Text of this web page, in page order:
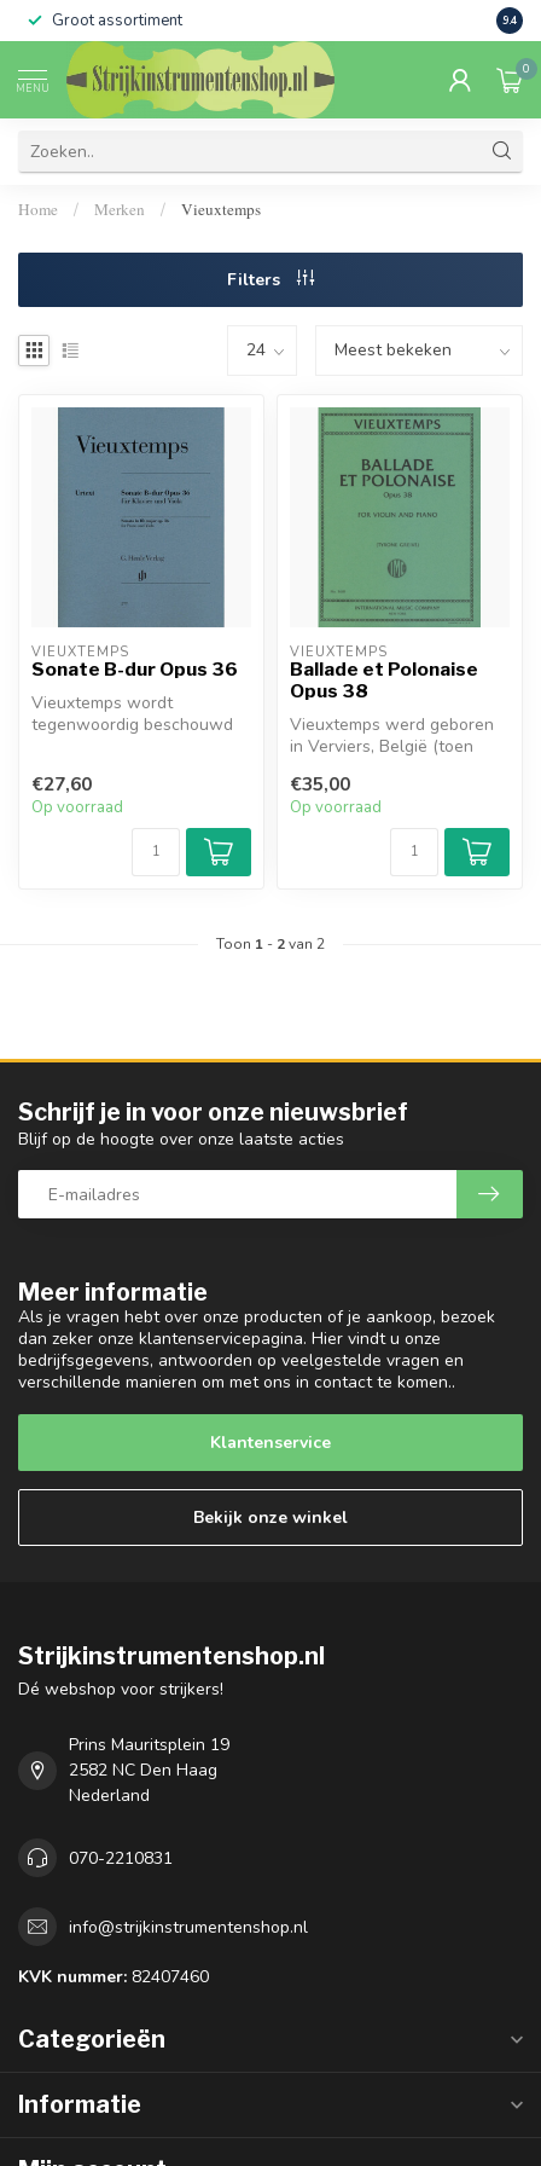
Groot assortiment 9.4
MENU
0
Home / Merken / Vieuxtemps
Filters
VIEUXTEMPS
Sonate B-dur Opus 36
Vieuxtemps wordt
tegenwoordig beschouwd
€27,60
Op voorraad
VIEUXTEMPS
Ballade et Polonaise
Opus 38
Vieuxtemps werd geboren
in Verviers, België (toen
Kon...
€35,00
Op voorraad
Toon 1 - 2van 2
Meer informatie
Als je vragen hebt over onze producten of je aankoop, bezoek
dan zeker onze klantenservicepagina. Hier vindt u onze
bedrijfsgegevens, antwoorden op veelgestelde vragen en
verschillende manieren om met ons in contact te komen..
Klantenservice
Bekijk onze winkel
Schrijf je in voor onze nieuwsbrief
Blijf op de hoogte over onze laatste acties
Strijkinstrumentenshop.nl
Dé webshop voor strijkers!
Prins Mauritsplein 19
2582 NC Den Haag
Nederland
070-2210831
info@strijkinstrumentenshop.nl
KVK nummer: 82407460
Categorieën
Informatie